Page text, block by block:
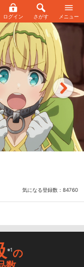
ログイン さがす メニュー
気になる登録数： 84760
※1の